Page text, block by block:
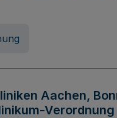
Aachen,
Verordnung